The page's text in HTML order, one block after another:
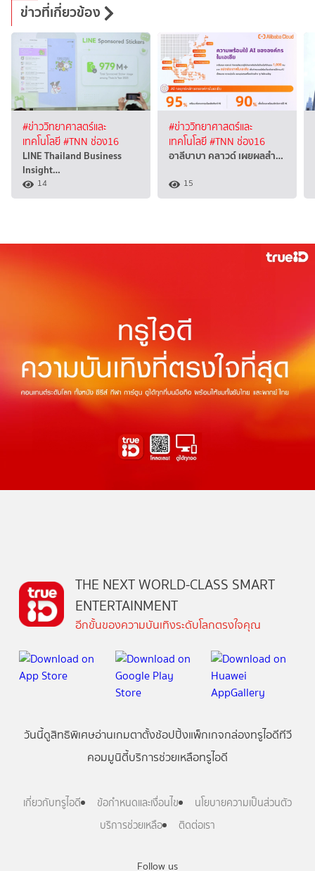
ข่าวที่เกี่ยวข้อง
#ข่าววิทยาศาสตร์และ
เทคโนโลยี#TNN ช่อง16
LINE Thailand Business
Insight…
14
#ข่าววิทยาศาสตร์และ
เทคโนโลยี#TNN ช่อง16
อาลีบาบา คลาวด์ เผยผลสำ…
15
Follow us
THE NEXT WORLD-CLASS SMART
ENTERTAINMENT
อีกขั้นของความบันเทิงระดับโลกตรงใจคุณ
วันนี้ดูสิทธิพิเศษอ่านเกมตาตั้งช้อปปิ้งแพ็กเกจกล่องทรูไอดีทีวี
คอมมูนิตี้บริการช่วยเหลือทรูไอดี
เกี่ยวกับทรูไอดี ข้อกำหนดและเงื่อนไข
นโยบายความเป็นส่วนตัว
บริการช่วยเหลือ
ติดต่อเรา